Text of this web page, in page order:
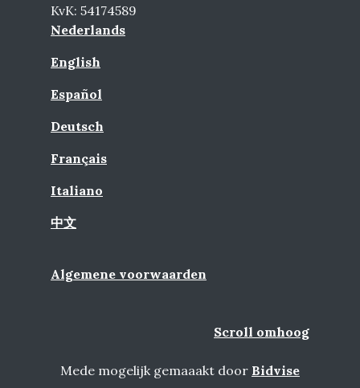
KvK: 54174589
Nederlands
English
Español
Deutsch
Français
Italiano
中文
Algemene voorwaarden
Scroll omhoog
Mede mogelijk gemaaakt door Bidvise